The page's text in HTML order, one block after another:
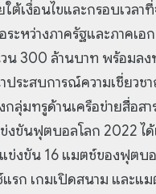
เงื่อนไขและกรอบเวล
ะหว่างภาครัฐและภาคเ
น 300 ล้านบาท พร้อมล
ประสบการณ์ความเชี่ยว
มทรูด้านเครือข่ายสื่อสา
งขันฟุตบอลโลก 2022
ข่งขัน 16 แมตช์ของฟุต
ก เกมเปิดสนาม และแ